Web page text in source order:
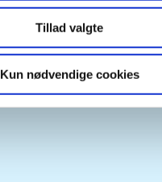
Tillad valgte
Kun nødvendige cookies